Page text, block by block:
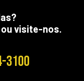
ou visite-nos.
3100